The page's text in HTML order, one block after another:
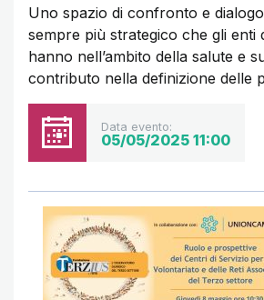
Uno spazio di confronto e
sempre più strategico che gli enti
hanno nell’ambito della salute e
contributo nella definizione delle
Data evento:
05/05/2025 11:00